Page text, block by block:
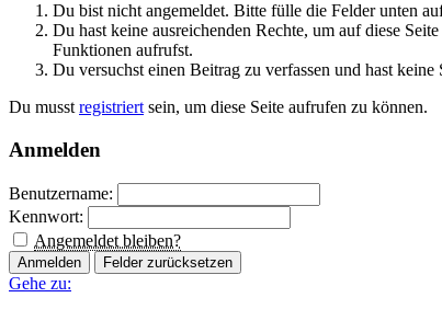
Du bist nicht angemeldet. Bitte fülle die Felder unten
Du hast keine ausreichenden Rechte, um auf diese
Funktionen aufrufst.
Du versuchst einen Beitrag zu verfassen und hast
Du musst registriert sein, um diese Seite aufrufen zu können.
Anmelden
Benutzername:
Kennwort:
Angemeldet bleiben?
Gehe zu: